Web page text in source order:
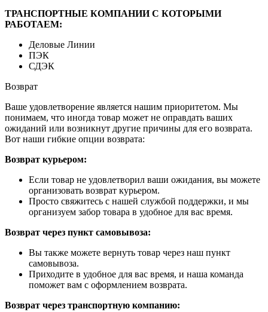
ТРАНСПОРТНЫЕ КОМПАНИИ С КОТОРЫМИ
РАБОТАЕМ:
Деловые Линии
ПЭК
СДЭК
Возврат
Ваше удовлетворение является нашим приоритетом. Мы
понимаем, что иногда товар может не оправдать ваших
ожиданий или возникнут другие причины для его возврата.
Вот наши гибкие опции возврата:
Возврат курьером:
Если товар не удовлетворил ваши ожидания, вы можете
организовать возврат курьером.
Просто свяжитесь с нашей службой поддержки, и мы
организуем забор товара в удобное для вас время.
Возврат через пункт самовывоза:
Вы также можете вернуть товар через наш пункт
самовывоза.
Приходите в удобное для вас время, и наша команда
поможет вам с оформлением возврата.
Возврат через транспортную компанию: